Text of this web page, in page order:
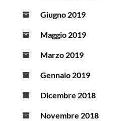
Giugno 2019
Maggio 2019
Marzo 2019
Gennaio 2019
Dicembre 2018
Novembre 2018